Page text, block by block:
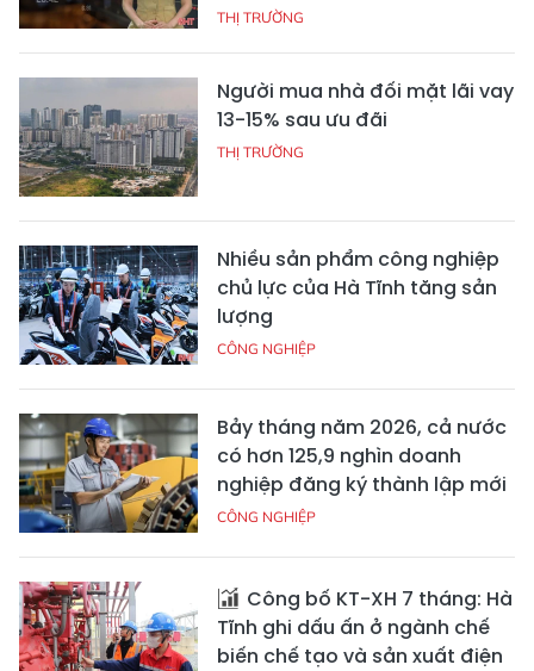
THỊ TRƯỜNG
Người mua nhà đối mặt lãi vay
13-15% sau ưu đãi
THỊ TRƯỜNG
Nhiều sản phẩm công nghiệp
chủ lực của Hà Tĩnh tăng sản
lượng
CÔNG NGHIỆP
Bảy tháng năm 2026, cả nước
có hơn 125,9 nghìn doanh
nghiệp đăng ký thành lập mới
CÔNG NGHIỆP
Công bố KT-XH 7 tháng: Hà
Tĩnh ghi dấu ấn ở ngành chế
biến chế tạo và sản xuất điện